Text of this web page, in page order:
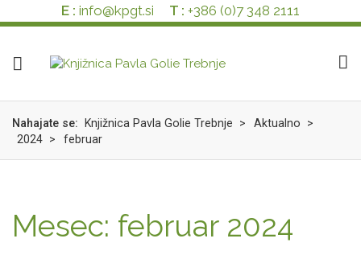
na
vsebino
o
E : info@kpgt.si T : +386 (0)7 348 2111
Nahajate se: Knjižnica Pavla Golie Trebnje > Aktualno
>
2024 > februar
Mesec: februar 2024